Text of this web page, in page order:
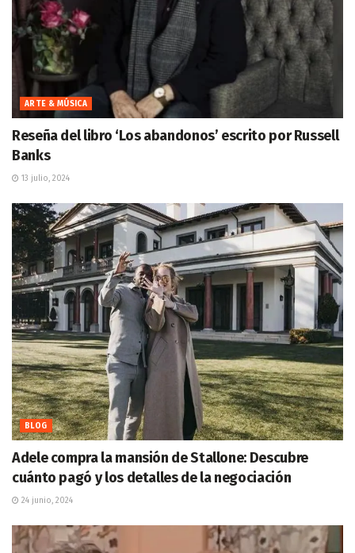
ARTE & MÚSICA
Reseña del libro ‘Los abandonos’ escrito por Russell
Banks
13 julio, 2024
BLOG
Adele compra la mansión de Stallone: Descubre
cuánto pagó y los detalles de la negociación
24 junio, 2024